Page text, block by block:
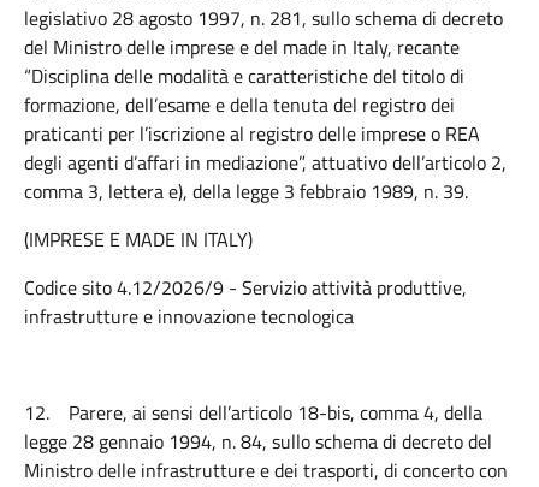
legislativo 28 agosto 1997, n. 281, sullo schema di decreto
del Ministro delle imprese e del made in Italy, recante
“Disciplina delle modalità e caratteristiche del titolo di
formazione, dell’esame e della tenuta del registro dei
praticanti per l’iscrizione al registro delle imprese o REA
degli agenti d’affari in mediazione”, attuativo dell’articolo 2,
comma 3, lettera e), della legge 3 febbraio 1989, n. 39.
(IMPRESE E MADE IN ITALY)
Codice sito 4.12/2026/9 - Servizio attività produttive,
infrastrutture e innovazione tecnologica
12. Parere, ai sensi dell’articolo 18-bis, comma 4, della
legge 28 gennaio 1994, n. 84, sullo schema di decreto del
Ministro delle infrastrutture e dei trasporti, di concerto con